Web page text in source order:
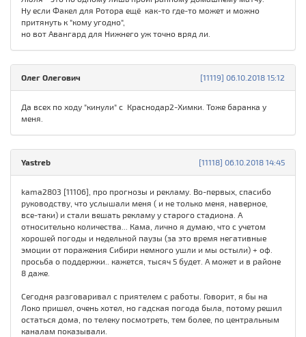
Ну если Факел для Ротора ещё как-то где-то может и можно
притянуть к "кому угодно",
но вот Авангард для Нижнего уж точно вряд ли.
[11119] 06.10.2018 15:12
Олег Олегович
Да всех по ходу "кинули" с Краснодар2-Химки. Тоже баранка у
меня.
[11118] 06.10.2018 14:45
Yastreb
kama2803 [11106], про прогнозы и рекламу. Во-первых, спасибо
руководству, что услышали меня ( и не только меня, наверное,
все-таки) и стали вешать рекламу у старого стадиона. А
относительно количества... Кама, лично я думаю, что с учетом
хорошей погоды и недельной паузы (за это время негативные
эмоции от поражения Сибири немного ушли и мы остыли) + оф.
просьба о поддержки.. кажется, тысяч 5 будет. А может и в районе
8 даже.
Сегодня разговаривал с приятелем с работы. Говорит, я бы на
Локо пришел, очень хотел, но гадская погода была, потому решил
остаться дома, по телеку посмотреть, тем более, по центральным
каналам показывали.